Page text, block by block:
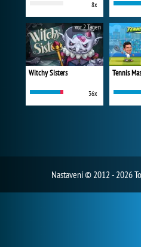
8x
Witchy Sisters
36x
vor 2 Tagen
Tennis
Nastavení© 2012 - 2026